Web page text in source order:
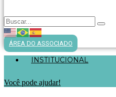
ÁREA DO ASSOCIADO
INSTITUCIONAL
Você pode ajudar!